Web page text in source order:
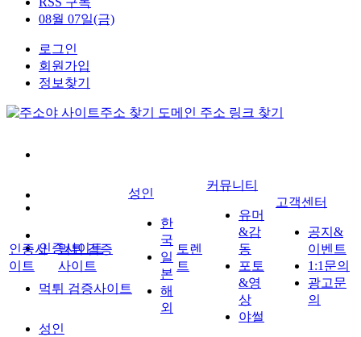
08월 07일(금)
로그인
회원가입
정보찾기
인증사이트
먹튀 검증사이트
성인
인증사
이트
먹튀 검증
사이트
성인
한
국
일
본
해
외
토렌
트
커뮤니티
유머
&감
동
포토
&영
상
야썰
고객센터
공지&
이벤트
1:1문의
광고문
의